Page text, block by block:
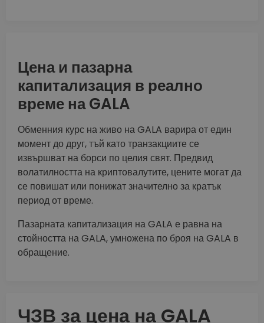
Цена и пазарна
капитализация в реално
време на GALA
Обменния курс на живо на GALA варира от един
момент до друг, тъй като транзакциите се
извършват на борси по целия свят. Предвид
волатилността на криптовалутите, цените могат да
се повишат или понижат значително за кратък
период от време.
Пазарната капитализация на GALA е равна на
стойността на GALA, умножена по броя на GALA в
обращение.
ЧЗВ за цена на GALA